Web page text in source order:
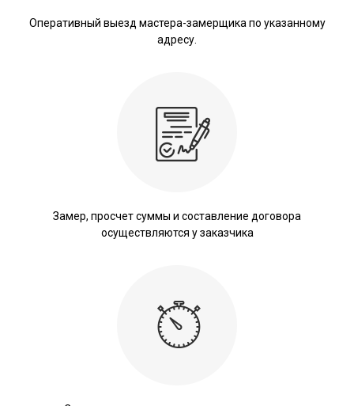
Оперативный выезд мастера-замерщика по указанному
адресу.
Замер, просчет суммы и составление договора
осуществляются у заказчика